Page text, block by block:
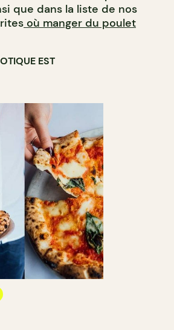
que dans la liste de nos
où manger du poulet
EST